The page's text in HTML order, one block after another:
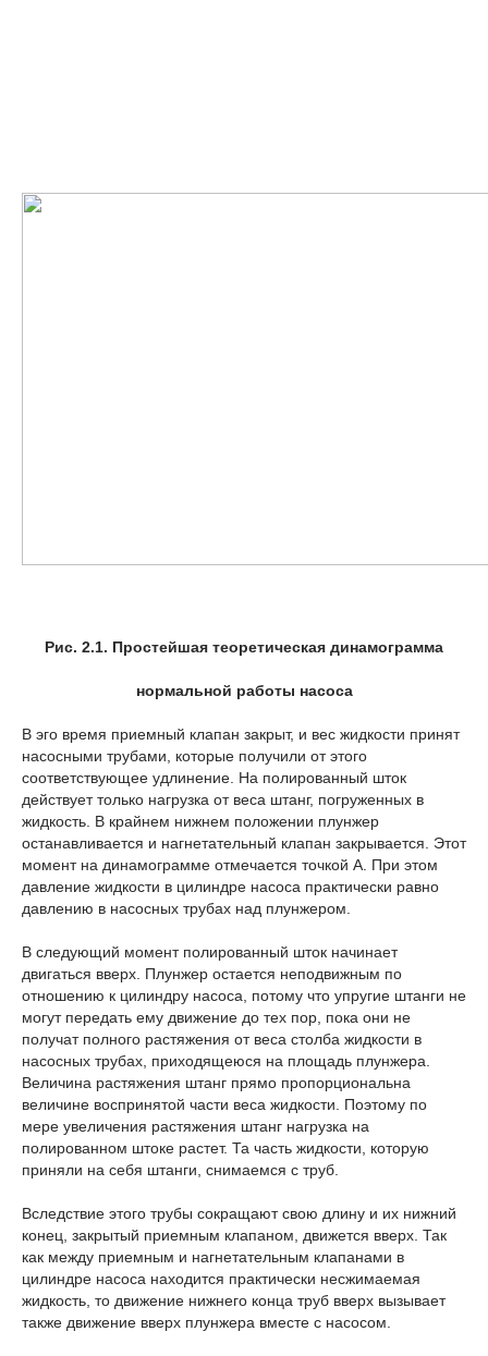
Рис. 2.1. Простейшая теоретическая динамограмма
нормальной работы насоса
В эго время приемный клапан закрыт, и вес жидкости принят
насосными трубами, которые получили от этого
соответствующее удлинение. На полированный шток
действует только нагрузка от веса штанг, погруженных в
жидкость. В крайнем нижнем положении плунжер
останавливается и нагнетательный клапан закрывается. Этот
момент на динамограмме отмечается точкой А. При этом
давление жидкости в цилиндре насоса практически равно
давлению в насосных трубах над плунжером.
В следующий момент полированный шток начинает
двигаться вверх. Плунжер остается неподвижным по
отношению к цилиндру насоса, потому что упругие штанги не
могут передать ему движение до тех пор, пока они не
получат полного растяжения от веса столба жидкости в
насосных трубах, приходящеюся на площадь плунжера.
Величина растяжения штанг прямо пропорциональна
величине воспринятой части веса жидкости. Поэтому по
мере увеличения растяжения штанг нагрузка на
полированном штоке растет. Та часть жидкости, которую
приняли на себя штанги, снимаемся с труб.
Вследствие этого трубы сокращают свою длину и их нижний
конец, закрытый приемным клапаном, движется вверх. Так
как между приемным и нагнетательным клапанами в
цилиндре насоса находится практически несжимаемая
жидкость, то движение нижнего конца труб вверх вызывает
также движение вверх плунжера вместе с насосом.